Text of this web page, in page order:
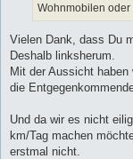
Wohnmobilen oder
Vielen Dank, dass Du
Deshalb linksherum.
Mit der Aussicht
die
Und da wir es nicht
km/Tag machen
erstmal nicht.